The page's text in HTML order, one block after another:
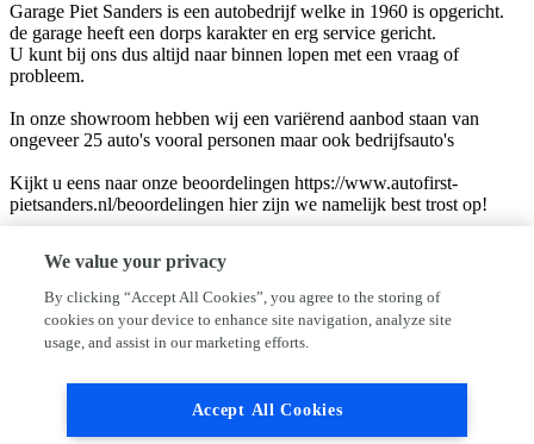
Garage Piet Sanders is een autobedrijf welke in 1960 is opgericht.
de garage heeft een dorps karakter en erg service gericht.
U kunt bij ons dus altijd naar binnen lopen met een vraag of
probleem.
In onze showroom hebben wij een variërend aanbod staan van
ongeveer 25 auto's vooral personen maar ook bedrijfsauto's
Kijkt u eens naar onze beoordelingen https://www.autofirst-
pietsanders.nl/beoordelingen hier zijn we namelijk best trost op!
een andere auto.
Mocht u n.a.v. deze advertentie toch nog vragen hebben, dan zijn
wij ook na openingstijden voor u bereikbaar op telefoonnummer 06-
We value your privacy
By clicking “Accept All Cookies”, you agree to the storing of
cookies on your device to enhance site navigation, analyze site
usage, and assist in our marketing efforts.
Accept All Cookies